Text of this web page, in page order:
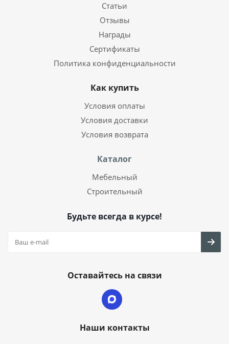
Статьи
Отзывы
Награды
Сертификаты
Политика конфиденциальности
Как купить
Условия оплаты
Условия доставки
Условия возврата
Каталог
Мебельный
Строительный
Будьте всегда в курсе!
Оставайтесь на связи
Наши контакты